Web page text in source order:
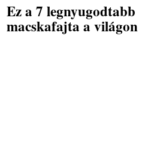
Ez a 7 legnyugodtabb
macskafajta a világon